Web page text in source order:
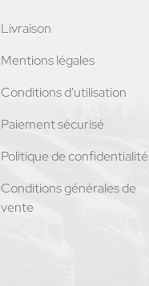
Livraison
Mentions légales
Conditions d'utilisation
Paiement sécurisé
Politique de confidentialité
Conditions générales de
vente